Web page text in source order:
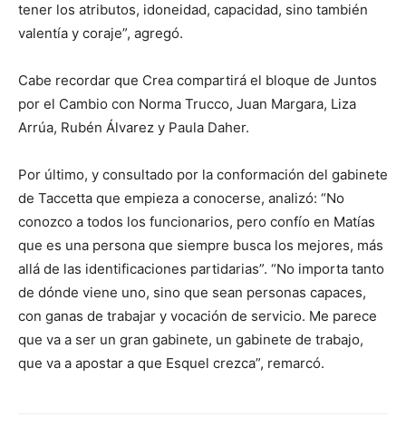
tener los atributos, idoneidad, capacidad, sino también
valentía y coraje”, agregó.
Cabe recordar que Crea compartirá el bloque de Juntos
por el Cambio con Norma Trucco, Juan Margara, Liza
Arrúa, Rubén Álvarez y Paula Daher.
Por último, y consultado por la conformación del gabinete
de Taccetta que empieza a conocerse, analizó: “No
conozco a todos los funcionarios, pero confío en Matías
que es una persona que siempre busca los mejores, más
allá de las identificaciones partidarias”. “No importa tanto
de dónde viene uno, sino que sean personas capaces,
con ganas de trabajar y vocación de servicio. Me parece
que va a ser un gran gabinete, un gabinete de trabajo,
que va a apostar a que Esquel crezca”, remarcó.